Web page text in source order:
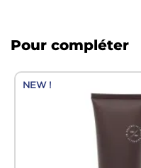
Pour compléter
NEW !